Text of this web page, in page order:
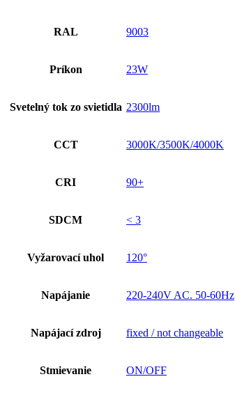
RAL 9003
Príkon 23W
Svetelný tok zo svietidla 2300lm
CCT 3000K/3500K/4000K
CRI 90+
SDCM < 3
Vyžarovací uhol 120°
Napájanie 220-240V AC. 50-60Hz
Napájací zdroj fixed / not changeable
Stmievanie ON/OFF